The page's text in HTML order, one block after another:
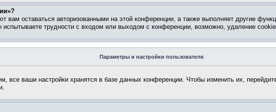
вам оставаться авторизованными на этой конференции, а также выполняет другие
трудности с входом или выходом с конференции, возможно, удаление
Параметры и настройки пользователя
все ваши настройки хранятся в базе данных конференции. Чтобы изменить их,